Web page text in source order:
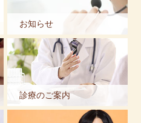
お知らせ
診療のご案内